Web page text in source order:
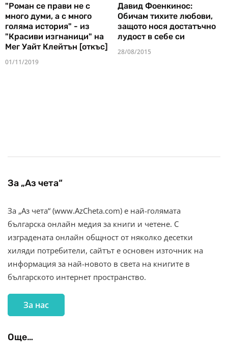
"Роман се прави не с
много думи, а с много
голяма история" - из
"Красиви изгнаници" на
Мег Уайт Клейтън [откъс]
01/11/2019
Давид Фоенкинос:
Обичам тихите любови,
защото нося достатъчно
лудост в себе си
28/08/2015
За „Аз чета“
За „Аз чета“ (www.AzCheta.com) е най-голямата
българска онлайн медия за книги и четене. С
изградената онлайн общност от няколко десетки
хиляди потребители, сайтът е основен източник на
информация за най-новото в света на книгите в
българското интернет пространство.
За нас
Още…